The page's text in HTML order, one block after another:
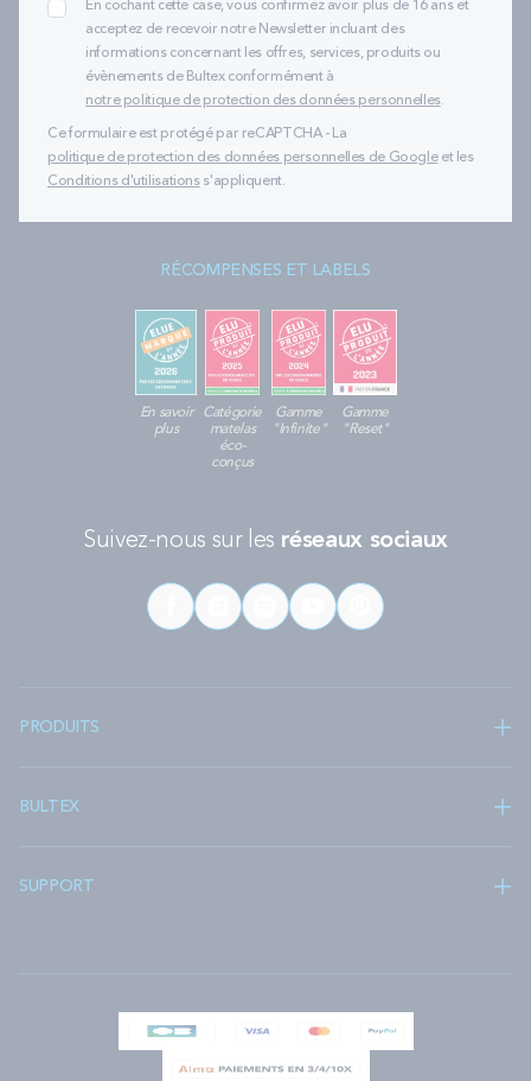
En cochant cette case, vous confirmez avoir plus de 16 ans et
acceptez de recevoir notre Newsletter incluant des
informations concernant les offres, services, produits ou
évènements de Bultex conformément à
notre politique de protection des données personnelles.
Ce formulaire est protégé par reCAPTCHA - La
politique de protection des données personnelles de Googleet les
Conditions d'utilisationss'appliquent.
RÉCOMPENSES ET LABELS
En savoir
plus
Catégorie
matelas
éco-
conçus
Gamme
"Infinite"
Gamme
"Reset"
Suivez-nous sur les réseaux sociaux
PRODUITS
BULTEX
SUPPORT